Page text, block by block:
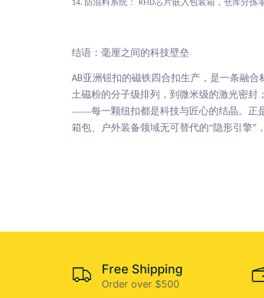
14. 防混料系统： RFID芯片嵌入包装箱，仓库分拣
结语：毫厘之间的科技壁垒
AB亚洲钮扣的磁铁四合扣生产，是一条融
土磁粉的分子级排列，到微米级的激光密封
——每一颗纽扣都是科技与匠心的结晶。正
箱包、户外装备领域无可替代的“隐形引擎”
Free Shipping
Order over $500